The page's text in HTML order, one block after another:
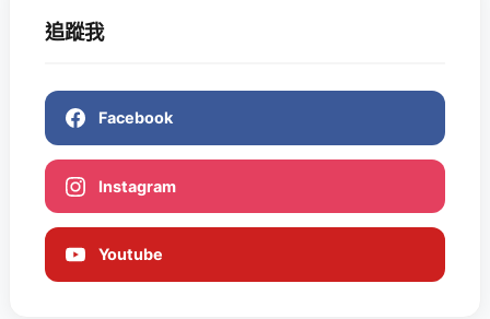
追蹤我
Facebook
Instagram
Youtube